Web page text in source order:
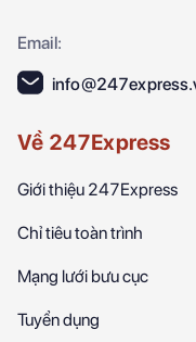
Email:
Về 247Express
Giới thiệu 247Express
Chỉ tiêu toàn trình
Mạng lưới bưu cục
Tuyển dụng